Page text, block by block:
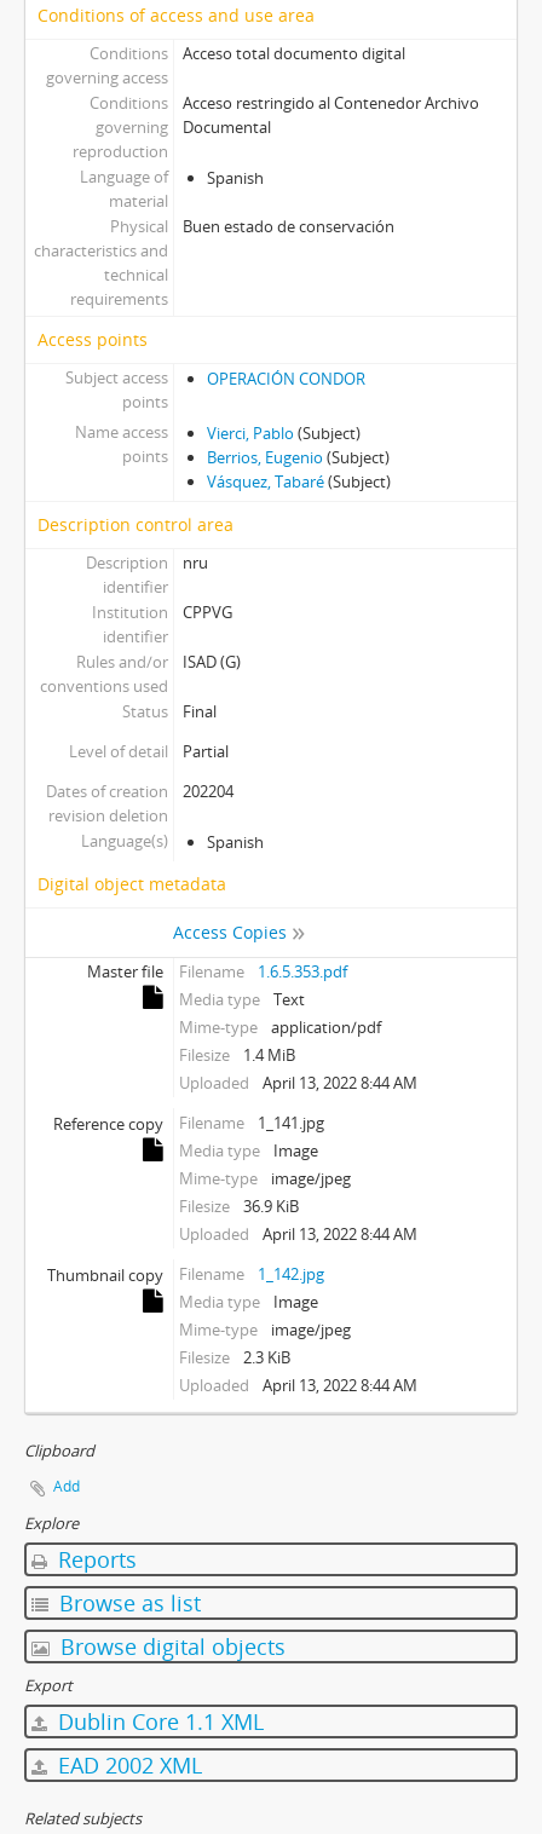
Conditions of access and use area
Conditions
governing access
Acceso total documento digital
Conditions
governing
reproduction
Acceso restringido al Contenedor Archivo
Documental
Language of
material
Spanish
Physical
characteristics and
technical
requirements
Buen estado de conservación
Access points
Subject access
points
OPERACIÓN CONDOR
Name access
points
Vierci, Pablo (Subject)
Berrios, Eugenio (Subject)
Vásquez, Tabaré(Subject)
Description control area
Description
identifier
nru
Institution
identifier
CPPVG
Rules and/or
conventions used
ISAD (G)
Status
Final
Level of detail
Partial
Dates of creation
revision deletion
202204
Language(s) Spanish
Digital object metadata
Access Copies
Master file Filename
1.6.5.353.pdf
Media type
Text
Mime-type
application/pdf
Filesize
1.4 MiB
Uploaded
April 13, 2022 8:44 AM
Reference copy
Filename
1_141.jpg
Media type
Image
Mime-type
image/jpeg
Filesize
36.9 KiB
Uploaded
April 13, 2022 8:44 AM
Thumbnail copy
Filename
1_142.jpg
Media type
Image
Mime-type
image/jpeg
Filesize
2.3 KiB
Uploaded
April 13, 2022 8:44 AM
Clipboard
Add
Explore
Reports
Browse as list
Browse digital objects
Export
Dublin Core 1.1 XML
EAD 2002 XML
Related subjects